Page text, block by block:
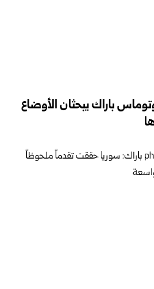
باراك يبحثان الأوضاع